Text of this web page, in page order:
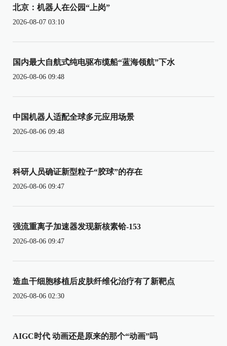
北京：机器人在公园“上岗”
2026-08-07 03:10
国内最大自航式纯电驱布缆船“蓝海领航”下水
2026-08-06 09:48
中国机器人适配全球多元应用场景
2026-08-06 09:48
科研人员确证新型粒子“胶球”的存在
2026-08-06 09:47
强流重离子加速器发现新核素铪-153
2026-08-06 09:47
造血干细胞移植后皮肤纤维化治疗有了新靶点
2026-08-06 02:30
AIGC时代 动画还是原来的那个“动画”吗